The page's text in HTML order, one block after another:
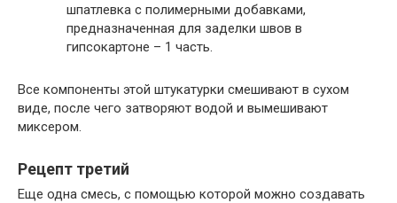
шпатлевка с полимерными добавками,
предназначенная для заделки швов в
гипсокартоне – 1 часть.
Все компоненты этой штукатурки смешивают в сухом
виде, после чего затворяют водой и вымешивают
миксером.
Рецепт третий
Еще одна смесь, с помощью которой можно создавать